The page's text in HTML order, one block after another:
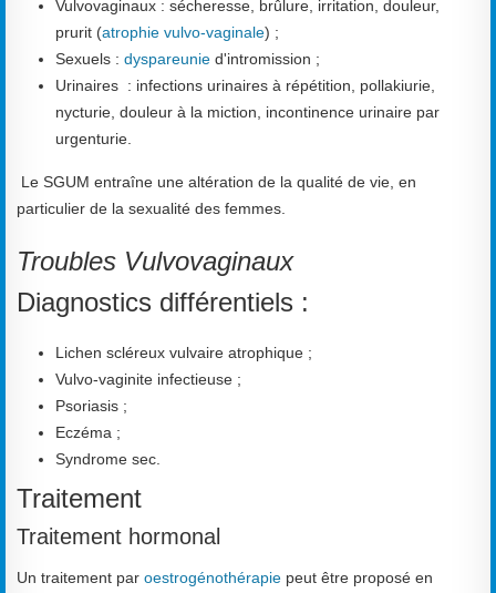
Vulvovaginaux : sécheresse, brûlure, irritation, douleur,
prurit (atrophie vulvo-vaginale) ;
Sexuels : dyspareunie d'intromission ;
Urinaires : infections urinaires à répétition, pollakiurie,
nycturie, douleur à la miction, incontinence urinaire par
urgenturie.
Le SGUM entraîne une altération de la qualité de vie, en
particulier de la sexualité des femmes.
Troubles Vulvovaginaux
Diagnostics différentiels :
Lichen scléreux vulvaire atrophique ;
Vulvo-vaginite infectieuse ;
Psoriasis ;
Eczéma ;
Syndrome sec.
Traitement
Traitement hormonal
Un traitement par oestrogénothérapie peut être proposé en